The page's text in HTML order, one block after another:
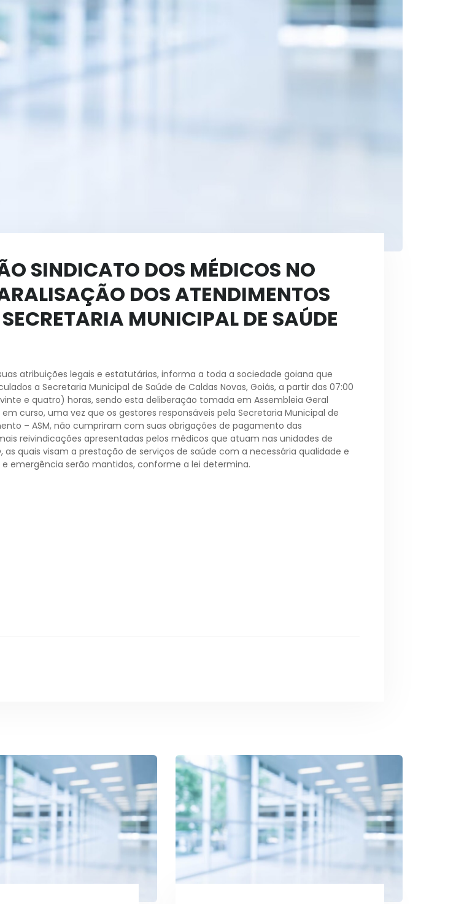
SINDICATO DOS MÉDICOS NO
DOS ATENDIMENTOS
MUNICIPAL DE SAÚDE
atribuições legais e estatutárias, informa a toda a sociedade goiana que
a Secretaria Municipal de Saúde de Caldas Novas, Goiás, a partir das 07:00
e quatro) horas, sendo esta deliberação tomada em Assembleia Geral
curso, uma vez que os gestores responsáveis pela Secretaria Municipal de
– ASM, não cumpriram com suas obrigações de pagamento das
reivindicações apresentadas pelos médicos que atuam nas unidades de
as quais visam a prestação de serviços de saúde com a necessária qualidade e
emergência serão mantidos, conforme a lei determina.